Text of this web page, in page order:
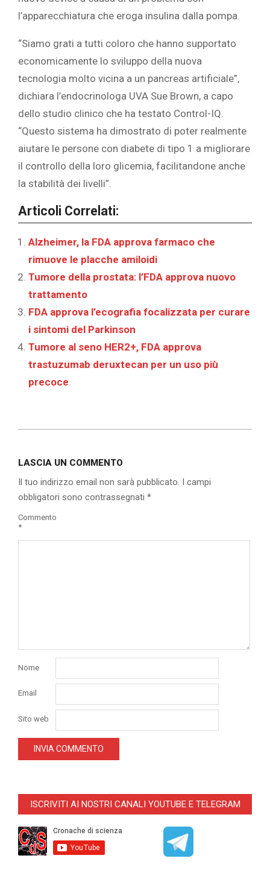
l’apparecchiatura che eroga insulina dalla pompa.
“Siamo grati a tutti coloro che hanno supportato
economicamente lo sviluppo della nuova
tecnologia molto vicina a un pancreas artificiale”,
dichiara l’endocrinologa UVA Sue Brown, a capo
dello studio clinico che ha testato Control-IQ.
“Questo sistema ha dimostrato di poter realmente
aiutare le persone con diabete di tipo 1 a migliorare
il controllo della loro glicemia, facilitandone anche
la stabilità dei livelli”.
Articoli Correlati:
Alzheimer, la FDA approva farmaco che
rimuove le placche amiloidi
Tumore della prostata: l’FDA approva nuovo
trattamento
FDA approva l’ecografia focalizzata per curare
i sintomi del Parkinson
Tumore al seno HER2+, FDA approva
trastuzumab deruxtecan per un uso più
precoce
07
LASCIA UN COMMENTO
Il tuo indirizzo email non sarà pubblicato. I campi
obbligatori sono contrassegnati *
Commento
*
Nome
Email
Sito web
ISCRIVITI AI NOSTRI CANALI YOUTUBE E TELEGRAM